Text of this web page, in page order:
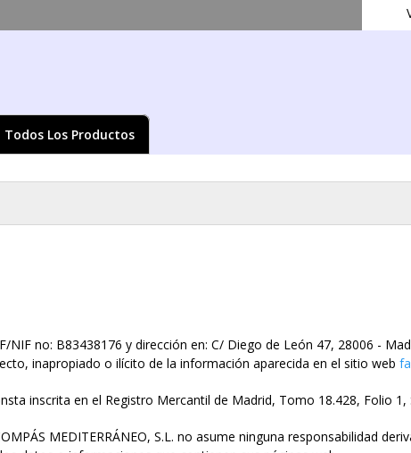
contenido
Todos Los Productos
aquí
NIF no: B83438176 y dirección en: C/ Diego de León 47, 28006 -
inapropiado o ilícito de la información aparecida en el sitio web
inscrita en el Registro Mercantil de Madrid, Tomo 18.428, Folio
MEDITERRÁNEO, S.L. no asume ninguna responsabilidad